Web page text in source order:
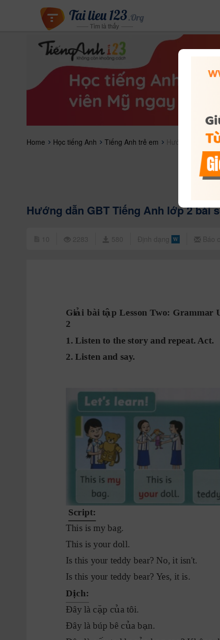
Home Học tiếng Anh Tiếng Anh trẻ em Hướng dẫn GBT
Hướng dẫn GBT Tiếng Anh lớp 2 bài
Gi i bài t p Lesson Two: Grammar
ả ậ
2
1. Listen to the story and repeat. Act.
2. Listen and say.
Script:
This is my bag.
This is your doll.
Is this your teddy bear? No, it isn't.
Is this your teddy bear? Yes, it is.
D ch:
ị
Đây là c p c a tôi.
ặ ủ
Đây là búp bê c a b n.
ủ ạ